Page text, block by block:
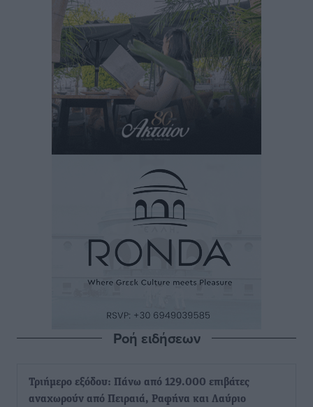
Ροή ειδήσεων
Τριήμερο εξόδου: Πάνω από 129.000 επιβάτες
αναχωρούν από Πειραιά, Ραφήνα και Λαύριο